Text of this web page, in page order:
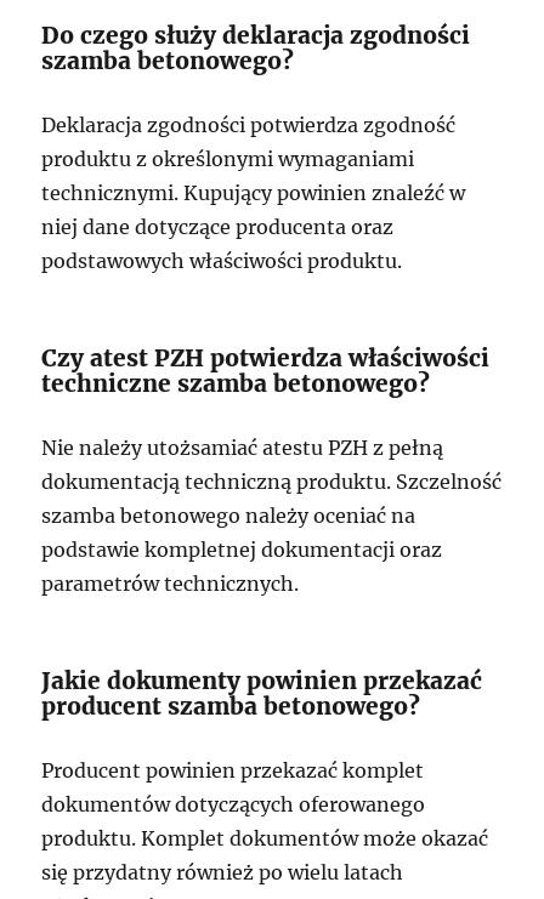
Do czego służy deklaracja zgodności
szamba betonowego?
Deklaracja zgodności potwierdza zgodność
produktu z określonymi wymaganiami
technicznymi. Kupujący powinien znaleźć w
niej dane dotyczące producenta oraz
podstawowych właściwości produktu.
Czy atest PZH potwierdza właściwości
techniczne szamba betonowego?
Nie należy utożsamiać atestu PZH z pełną
dokumentacją techniczną produktu. Szczelność
szamba betonowego należy oceniać na
podstawie kompletnej dokumentacji oraz
parametrów technicznych.
Jakie dokumenty powinien przekazać
producent szamba betonowego?
Producent powinien przekazać komplet
dokumentów dotyczących oferowanego
produktu. Komplet dokumentów może okazać
się przydatny również po wielu latach